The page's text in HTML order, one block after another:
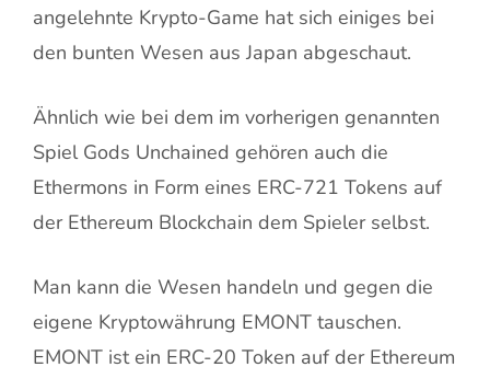
angelehnte Krypto-Game hat sich einiges bei
den bunten Wesen aus Japan abgeschaut.
Ähnlich wie bei dem im vorherigen genannten
Spiel Gods Unchained gehören auch die
Ethermons in Form eines ERC-721 Tokens auf
der Ethereum Blockchain dem Spieler selbst.
Man kann die Wesen handeln und gegen die
eigene Kryptowährung EMONT tauschen.
EMONT ist ein ERC-20 Token auf der Ethereum